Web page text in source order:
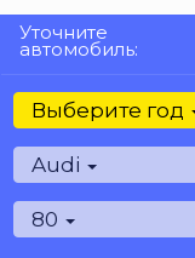
Уточните
автомобиль:
Выберите год
Audi
80